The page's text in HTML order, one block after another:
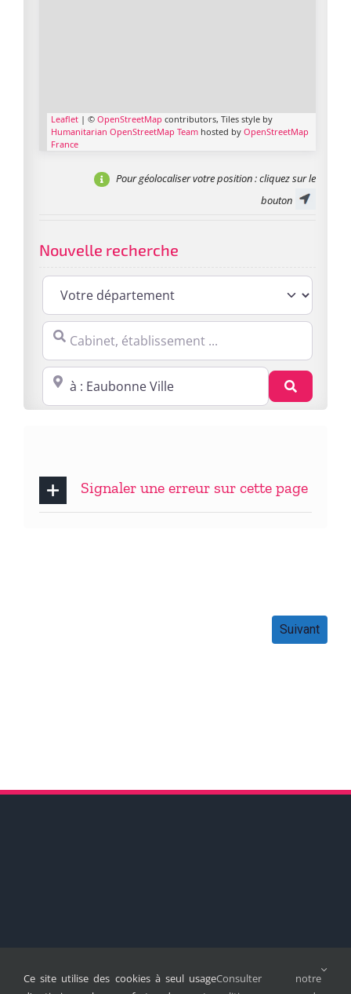
Leaflet | © OpenStreetMap contributors, Tiles style by
Humanitarian OpenStreetMap Team hosted by OpenStreetMap
France
Pour géolocaliser votre position: cliquez sur le
bouton
Nouvelle recherche
Cabinet, établissement ...
Proche de : ville, cp, lieu ...
Signaler une erreur sur cette page
Suivant
Ce site utilise des cookies à seul usageConsulter notre